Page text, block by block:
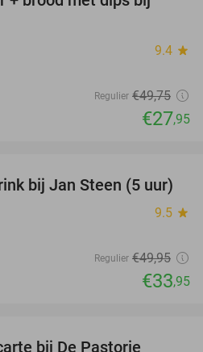
9.4 star
Regulier €49,75
€27,95
32%
bij Jan Steen (5 uur)
9.5 star
Regulier €49,95
€33,95
bij De Pastorie